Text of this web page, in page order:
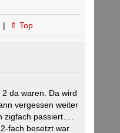
| ⇑ Top
da waren. Da wird
vergessen weiter
zigfach passiert….
fach besetzt war